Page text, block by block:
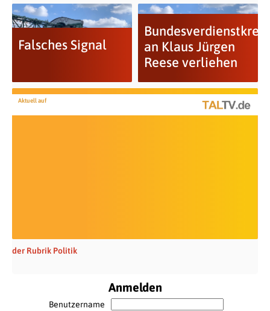
Falsches Signal
an Klaus Jürgen
Reese verliehen
Aktuell auf
der Rubrik Politik
Anmelden
Benutzername